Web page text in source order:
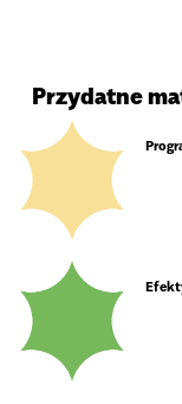
Przydatne